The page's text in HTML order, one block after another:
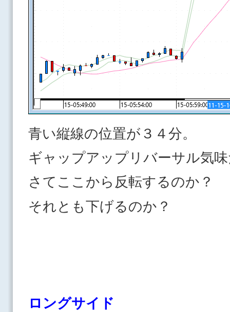
青い縦線の位置が３４分。
ギャップアップリバーサル気
さてここから反転するのか？
それとも下げるのか？
ロングサイド